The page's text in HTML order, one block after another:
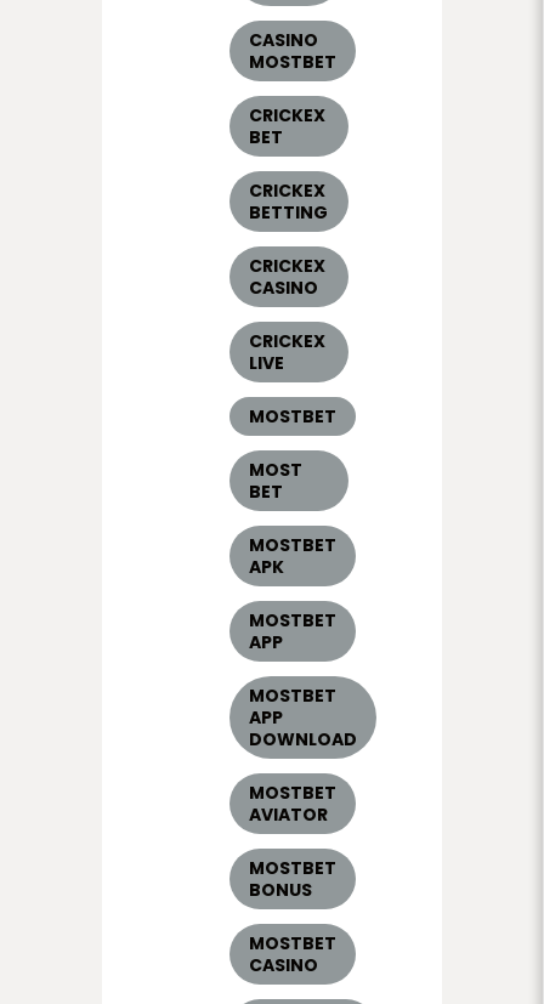
CASINO
MOSTBET
CRICKEX
BET
CRICKEX
BETTING
CRICKEX
CASINO
CRICKEX
LIVE
MOSTBET
MOST
BET
MOSTBET
APK
MOSTBET
APP
MOSTBET
APP
DOWNLOAD
MOSTBET
AVIATOR
MOSTBET
BONUS
MOSTBET
CASINO